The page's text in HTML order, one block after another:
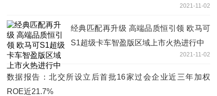
2021-11-02
经典匹配再升级 高端品质恒引领 欧马可
S1超级卡车智盈版区域上市火热进行中
2021-11-02
数据报告：北交所设立后首批16家过会企业近三年加权
ROE近21.7%